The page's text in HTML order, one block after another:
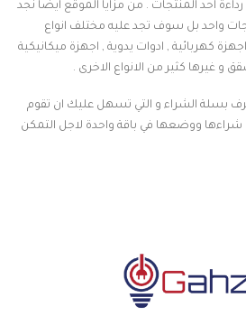
احد المنتجات . من مزايا الموقع ايضا نجد
واحد بل سوف تجد عليه مختلف انواع
كهربائية , ادوات يدوية , اجهزة ميكانيكية
و غيرها كثير من الانواع الاخرى .
بسلة الشراء و التي تسهل عليك ان تقوم
شراءها ووضعها في باقة واحدة لاجل التمكن